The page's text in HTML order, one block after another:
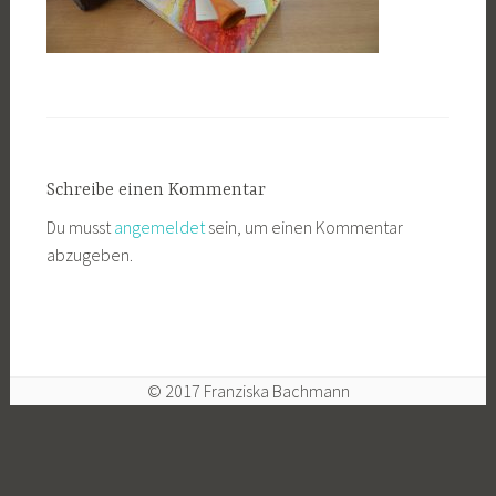
Schreibe einen Kommentar
Du musst angemeldetsein, um einen Kommentar
abzugeben.
© 2017 Franziska Bachmann